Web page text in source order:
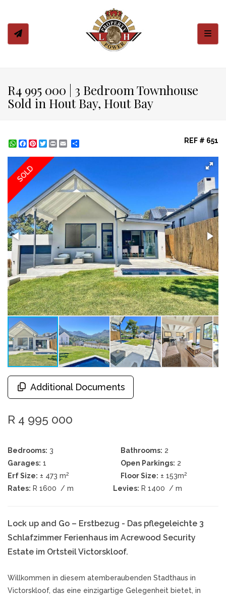
R4 995 000 | 3 Bedroom Townhouse
Sold in Hout Bay, Hout Bay
WhatsApp
Facebook
Pinterest
Twitter
Print REF # 651
SOLD
Additional Documents
R 4 995 000
Bedrooms: 3 Bathrooms: 2
Garages: 1 Open Parkings: 2
Erf Size: ± 473 m2 Floor Size: ± 153m2
Rates: R 1600 / m Levies: R 1400 / m
Lock up and Go – Erstbezug - Das pflegeleichte 3
Schlafzimmer Ferienhaus im Acrewood Security
Estate im Ortsteil Victorskloof.
Willkommen in diesem atemberaubenden Stadthaus in
Victorskloof, das eine einzigartige Gelegenheit bietet, in